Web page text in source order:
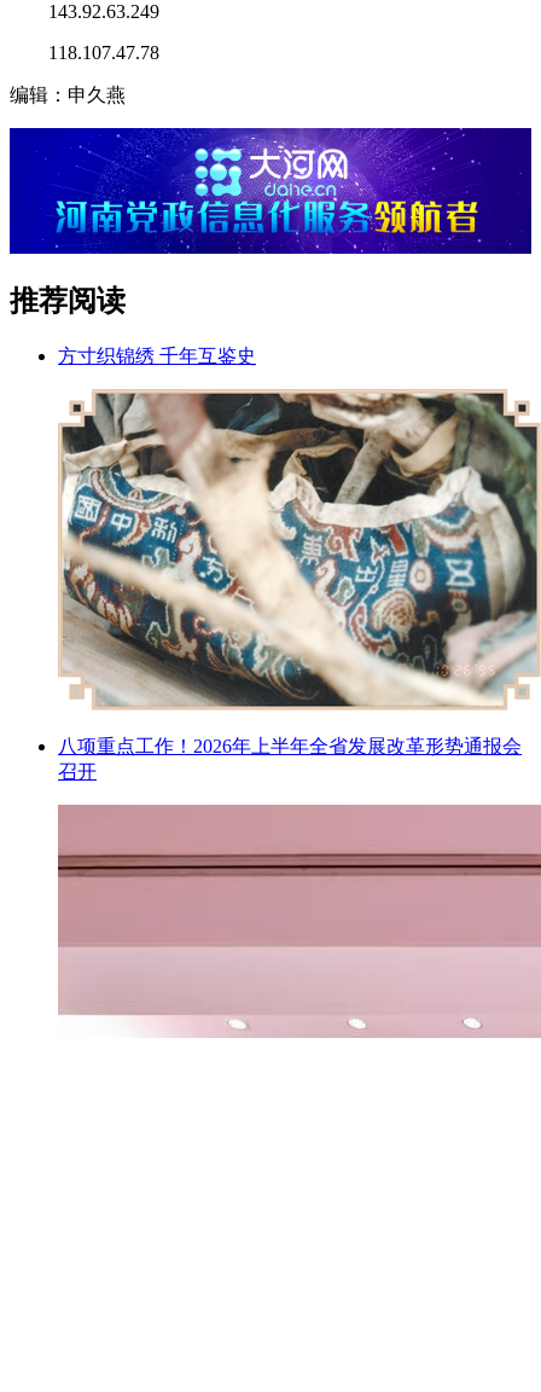
143.92.63.249
118.107.47.78
编辑：申久燕
推荐阅读
方寸织锦绣 千年互鉴史
八项重点工作！2026年上半年全省发展改革形势通报会
召开